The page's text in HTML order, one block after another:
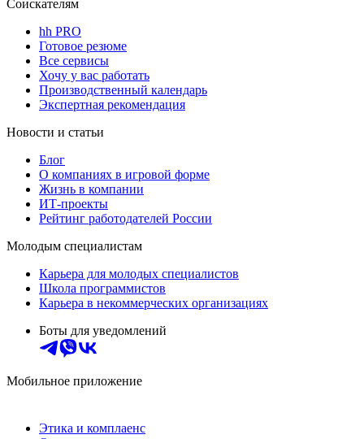
Соискателям
hh PRO
Готовое резюме
Все сервисы
Хочу у вас работать
Производственный календарь
Экспертная рекомендация
Новости и статьи
Блог
О компаниях в игровой форме
Жизнь в компании
ИТ-проекты
Рейтинг работодателей России
Молодым специалистам
Карьера для молодых специалистов
Школа программистов
Карьера в некоммерческих организациях
Боты для уведомлений
Мобильное приложение
Этика и комплаенс